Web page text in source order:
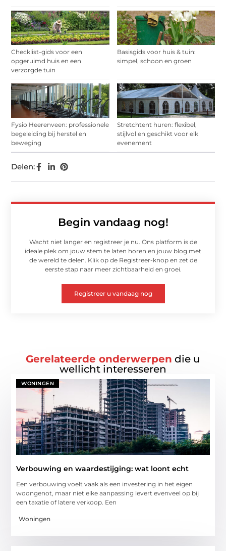
Checklist-gids voor een
opgeruimd huis en een
verzorgde tuin
Basisgids voor huis & tuin:
simpel, schoon en groen
Fysio Heerenveen: professionele
begeleiding bij herstel en
beweging
Stretchtent huren: flexibel,
stijlvol en geschikt voor elk
evenement
Begin vandaag nog!
Wacht niet langer en registreer je nu. Ons platform is de
ideale plek om jouw stem te laten horen en jouw blog met
de wereld te delen. Klik op de Registreer-knop en zet de
eerste stap naar meer zichtbaarheid en groei.
Registreer u vandaag nog
Delen:
Gerelateerde onderwerpen die u
wellicht interesseren
WONINGEN
Verbouwing en waardestijging: wat loont echt
Een verbouwing voelt vaak als een investering in het eigen
woongenot, maar niet elke aanpassing levert evenveel op bij
een taxatie of latere verkoop. Een
Woningen